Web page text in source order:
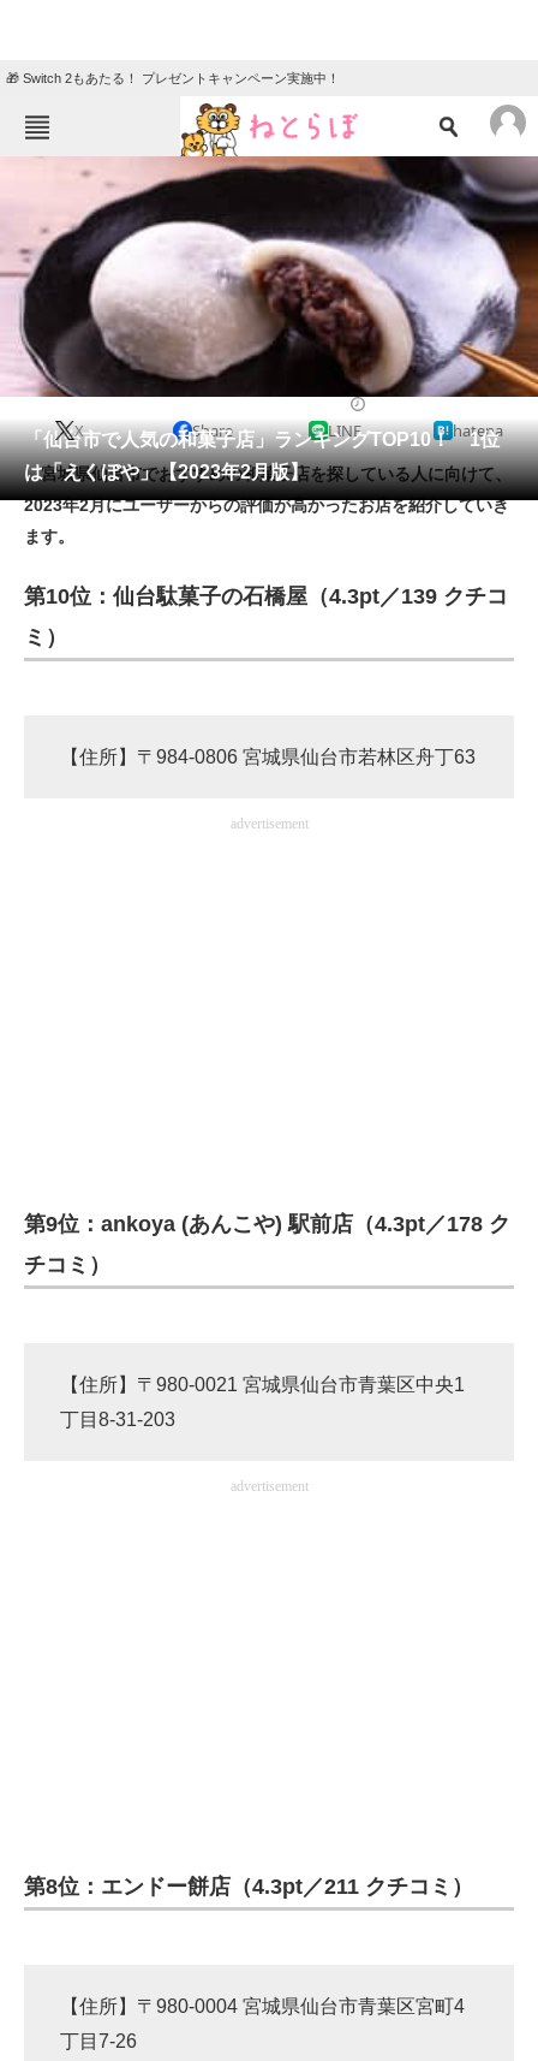
🎁 Switch 2もあたる！ プレゼントキャンペーン実施中！
ねとらぼメニュー
エンタメ クイズ
グルメ 地域
住まい 教育・育児
動物
会員記事
メディア
注目記事を集めた総合ページ
ITの今と未来を見通す
好きが集まる 比べて選べる
製造業のIT導入・活用を支援
モノづくり技術者専門サイト
エネルギーの専門メディア
「仙台市で人気の和菓子店」ランキングTOP10！ 1位
は「えくぼや」【2023年2月版】
X Share LINE hatena
宮城県仙台市でおすすめの和菓子店を探している人に向けて、
2023年2月にユーザーからの評価が高かったお店を紹介していき
ます。
第10位：仙台駄菓子の石橋屋（4.3pt／139 クチコ
ミ）
【住所】〒984-0806 宮城県仙台市若林区舟丁63
advertisement
第9位：ankoya (あんこや) 駅前店（4.3pt／178 ク
チコミ）
【住所】〒980-0021 宮城県仙台市青葉区中央1
丁目8-31-203
advertisement
第8位：エンドー餅店（4.3pt／211 クチコミ）
【住所】〒980-0004 宮城県仙台市青葉区宮町4
丁目7-26